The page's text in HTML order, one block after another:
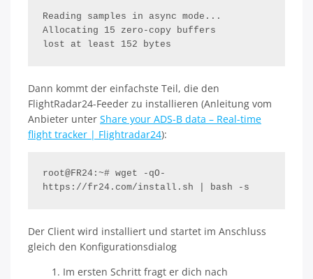
Reading samples in async mode...
Allocating 15 zero-copy buffers
lost at least 152 bytes
Dann kommt der einfachste Teil, die den
FlightRadar24-Feeder zu installieren (Anleitung vom
Anbieter unter Share your ADS-B data – Real-time
flight tracker | Flightradar24):
root@FR24:~# wget -qO-
https://fr24.com/install.sh | bash -s
Der Client wird installiert und startet im Anschluss
gleich den Konfigurationsdialog
Im ersten Schritt fragt er dich nach